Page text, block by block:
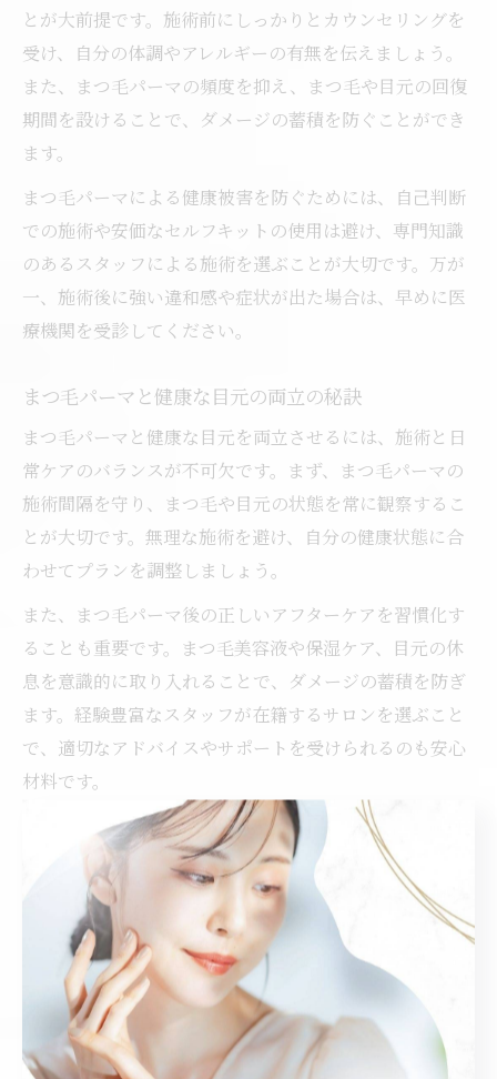
とが大前提です。施術前にしっかりとカウンセリングを
受け、自分の体調やアレルギーの有無を伝えましょう。
また、まつ毛パーマの頻度を抑え、まつ毛や目元の回復
期間を設けることで、ダメージの蓄積を防ぐことができ
ます。
まつ毛パーマによる健康被害を防ぐためには、自己判断
での施術や安価なセルフキットの使用は避け、専門知識
のあるスタッフによる施術を選ぶことが大切です。万が
一、施術後に強い違和感や症状が出た場合は、早めに医
療機関を受診してください。
まつ毛パーマと健康な目元の両立の秘訣
まつ毛パーマと健康な目元を両立させるには、施術と日
常ケアのバランスが不可欠です。まず、まつ毛パーマの
施術間隔を守り、まつ毛や目元の状態を常に観察するこ
とが大切です。無理な施術を避け、自分の健康状態に合
わせてプランを調整しましょう。
また、まつ毛パーマ後の正しいアフターケアを習慣化す
ることも重要です。まつ毛美容液や保湿ケア、目元の休
息を意識的に取り入れることで、ダメージの蓄積を防ぎ
ます。経験豊富なスタッフが在籍するサロンを選ぶこと
で、適切なアドバイスやサポートを受けられるのも安心
材料です。
まつ毛パーマの“宿命”ともいえるリスクと賢く付き合い
ながら、理想の目元と健康の両立を目指しましょう。自
分の目元や体調に合った方法を選ぶことで、長く美しい
目元を楽しむことができます。
体調変化を感じたら考えたいポイ